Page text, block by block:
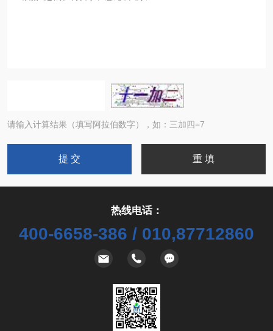
请输入计算结果（填写阿拉伯数字），如：三加四=7
热线电话：
400-6658-386 / 010,87712860